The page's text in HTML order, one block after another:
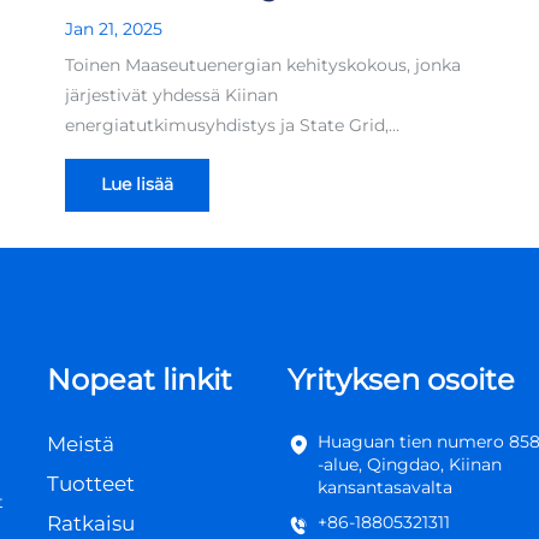
kehityskokoukseen
Jan 21, 2025
Toinen Maaseutuenergian kehityskokous, jonka
järjestivät yhdessä Kiinan
energiatutkimusyhdistys ja State Grid,
järjestettiin Zhengzoun kansainvälisessä
messukeskuksessa 16.–18. kesäkuuta aiheena
”Vihreä kestävyys, maaseudun elpymis...
Lue lisää
Nopeat linkit
Meistä
Tuotteet
Ratkaisu
Yrityksen osoite
Huaguan tien numero
-alue, Qingdao, Kiinan
kansantasavalta
+86-18805321311